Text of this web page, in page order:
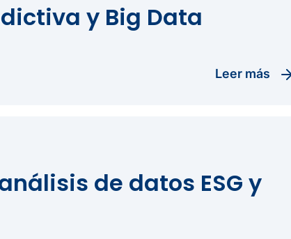
y Big Data
leer más
de datos ESG y